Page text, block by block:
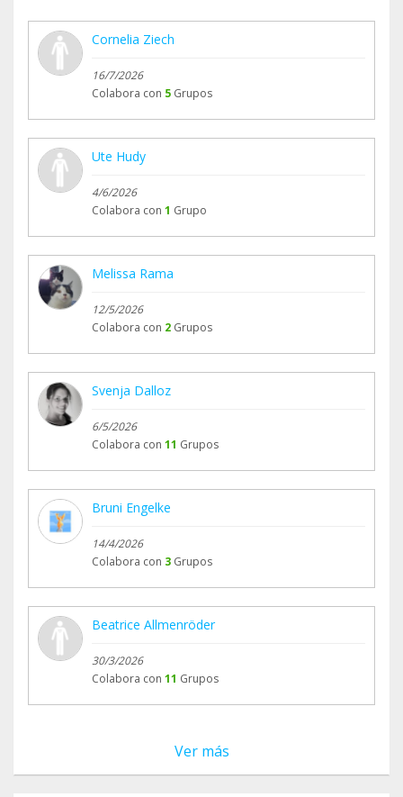
Cornelia Ziech
16/7/2026
Colabora con 5 Grupos
Ute Hudy
4/6/2026
Colabora con 1 Grupo
Melissa Rama
12/5/2026
Colabora con 2 Grupos
Svenja Dalloz
6/5/2026
Colabora con 11 Grupos
Bruni Engelke
14/4/2026
Colabora con 3 Grupos
Beatrice Allmenröder
30/3/2026
Colabora con 11 Grupos
Ver más